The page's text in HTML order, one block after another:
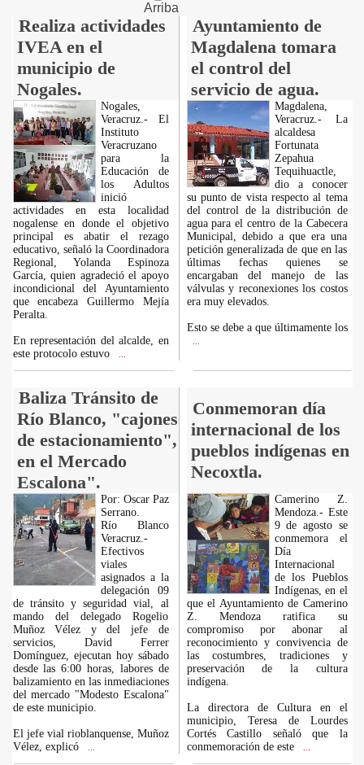
Arriba
Realiza actividades
IVEA en el
municipio de
Nogales.
Ayuntamiento de
Magdalena tomara
el control del
servicio de agua.
Nogales,
Veracruz.- El
Instituto
Veracruzano
para la
Educación de
los Adultos
inició
actividades en esta localidad
nogalense en donde el objetivo
principal es abatir el rezago
educativo, señaló la Coordinadora
Regional, Yolanda Espinoza
García, quien agradeció el apoyo
incondicional del Ayuntamiento
que encabeza Guillermo Mejía
Peralta.
En representación del alcalde, en
este protocolo estuvo
Magdalena,
Veracruz.- La
alcaldesa
Fortunata
Zepahua
Tequihuactle,
dio a conocer
su punto de vista respecto al tema
del control de la distribución de
agua para el centro de la Cabecera
Municipal, debido a que era una
petición generalizada de que en las
últimas fechas quienes se
encargaban del manejo de las
válvulas y reconexiones los costos
era muy elevados.
Esto se debe a que últimamente los
Baliza Tránsito de
Río Blanco, "cajones
de estacionamiento",
en el Mercado
Escalona".
Conmemoran día
internacional de los
pueblos indígenas en
Necoxtla.
Por: Oscar Paz
Serrano.
Río Blanco
Veracruz.-
Efectivos
viales
asignados a la
delegación 09
de tránsito y seguridad vial, al
mando del delegado Rogelio
Muñoz Vélez y del jefe de
servicios, David Ferrer
Domínguez, ejecutan hoy sábado
desde las 6:00 horas, labores de
balizamiento en las inmediaciones
del mercado "Modesto Escalona"
de este municipio.
El jefe vial rioblanquense, Muñoz
Vélez, explicó
Camerino Z.
Mendoza.- Este
9 de agosto se
conmemora el
Día
Internacional
de los Pueblos
Indígenas, en el
que el Ayuntamiento de Camerino
Z. Mendoza ratifica su
compromiso por abonar al
reconocimiento y convivencia de
las costumbres, tradiciones y
preservación de la cultura
indígena.
La directora de Cultura en el
municipio, Teresa de Lourdes
Cortés Castillo señaló que la
conmemoración de este